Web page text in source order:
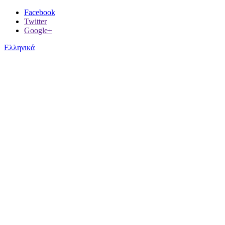
Facebook
Twitter
Google+
Ελληνικά